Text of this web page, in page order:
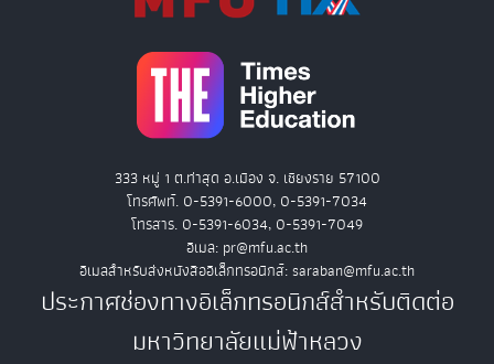
333 หมู่ 1 ต.ท่าสุด อ.เมือง จ. เชียงราย 57100
โทรศัพท์. 0-5391-6000, 0-5391-7034
โทรสาร. 0-5391-6034, 0-5391-7049
อีเมล: pr@mfu.ac.th
อีเมลสำหรับส่งหนังสืออิเล็กทรอนิกส์: saraban@mfu.ac.th
ประกาศช่องทางอิเล็กทรอนิกส์สำหรับติดต่อ
มหาวิทยาลัยแม่ฟ้าหลวง